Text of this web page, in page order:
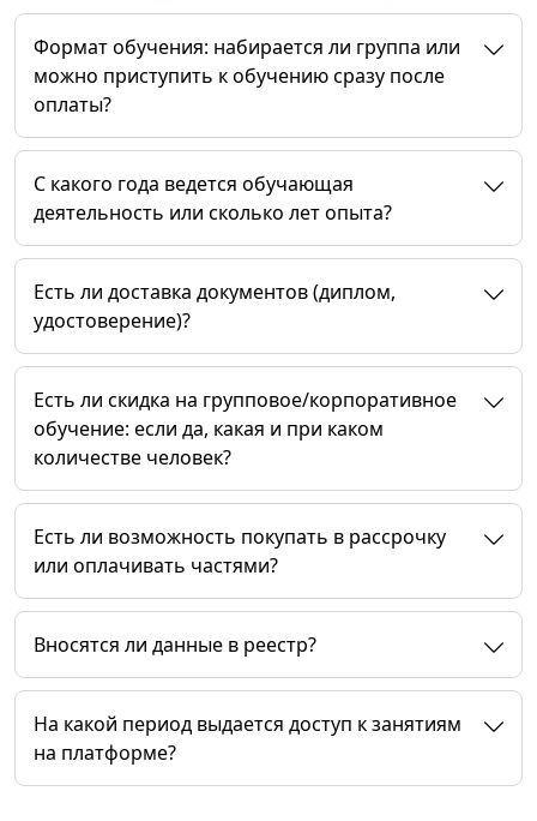
Формат обучения: набирается ли группа или
можно приступить к обучению сразу после
оплаты?
C какого года ведется обучающая
деятельность или сколько лет опыта?
Есть ли доставка документов (диплом,
удостоверение)?
Есть ли скидка на групповое/корпоративное
обучение: если да, какая и при каком
количестве человек?
Есть ли возможность покупать в рассрочку
или оплачивать частями?
Вносятся ли данные в реестр?
На какой период выдается доступ к занятиям
на платформе?